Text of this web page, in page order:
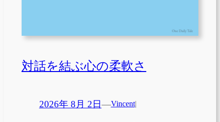
対話を結ぶ心の柔軟さ
2026年 8月 2日—Vincent|